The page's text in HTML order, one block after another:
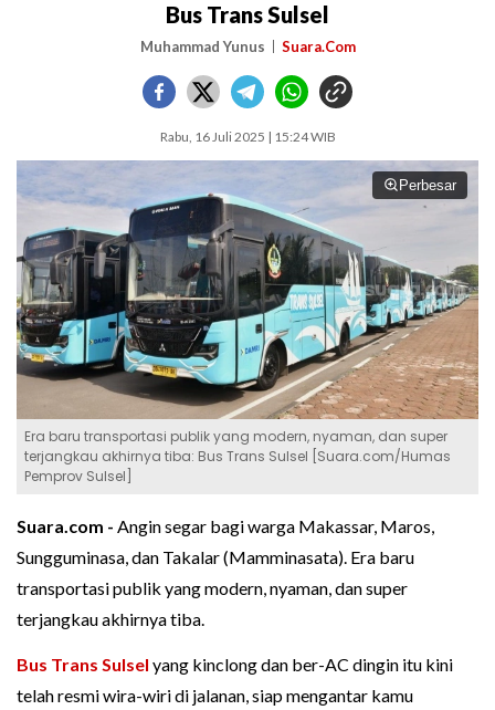
Bus Trans Sulsel
Muhammad Yunus Suara.Com
Rabu, 16 Juli 2025 | 15:24 WIB
Perbesar
Era baru transportasi publik yang modern, nyaman, dan super
terjangkau akhirnya tiba: Bus Trans Sulsel [Suara.com/Humas
Pemprov Sulsel]
Suara.com - Angin segar bagi warga Makassar, Maros,
Sungguminasa, dan Takalar (Mamminasata). Era baru
transportasi publik yang modern, nyaman, dan super
terjangkau akhirnya tiba.
Bus Trans Sulsel yang kinclong dan ber-AC dingin itu kini
telah resmi wira-wiri di jalanan, siap mengantar kamu